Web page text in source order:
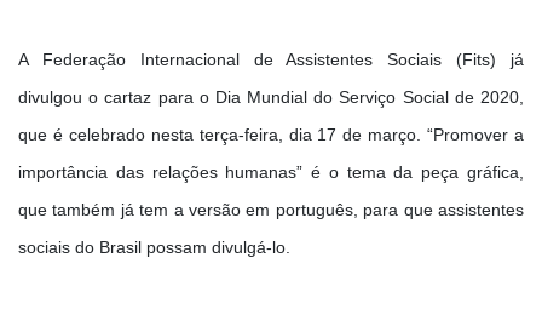
A Federação Internacional de Assistentes Sociais (Fits) já
divulgou o cartaz para o Dia Mundial do Serviço Social de 2020,
que é celebrado nesta terça-feira, dia 17 de março. “Promover a
importância das relações humanas” é o tema da peça gráfica,
que também já tem a versão em português, para que assistentes
sociais do Brasil possam divulgá-lo.